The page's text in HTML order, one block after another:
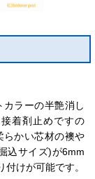
ラーの半艶消し
着剤止めですの
らかい芯材の襖や
込サイズ)が6mm
けが可能です。